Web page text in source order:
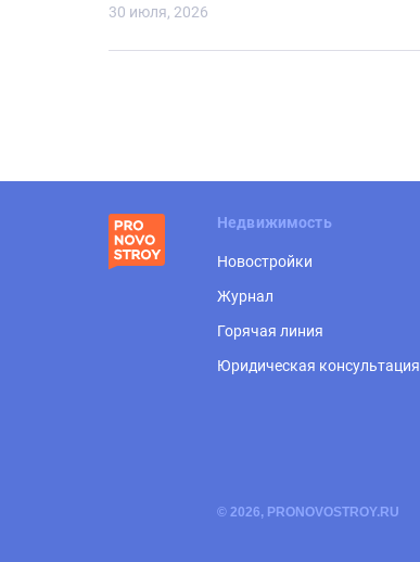
30 июля, 2026
Недвижимость
Новостройки
Журнал
Горячая линия
Юридическая консультация
© 2026, PRONOVOSTROY.RU